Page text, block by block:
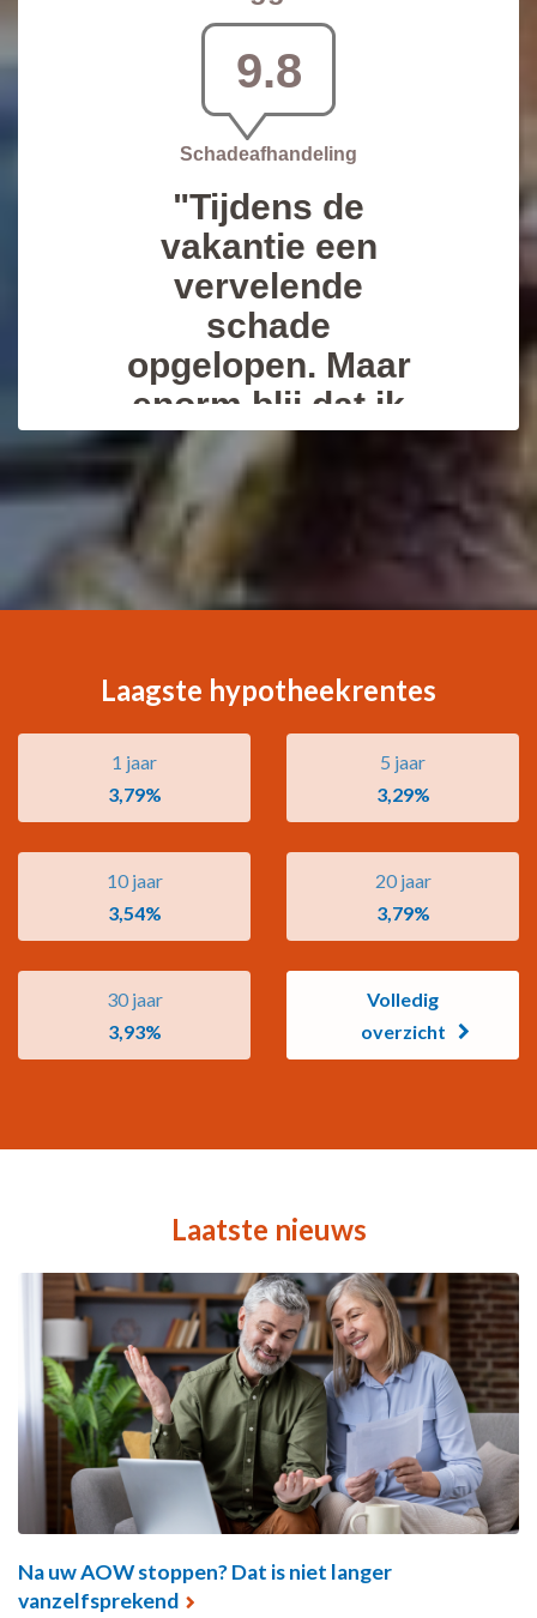
Laagste hypotheekrentes
1 jaar
3,79%
5 jaar
3,29%
10 jaar
3,54%
20 jaar
3,79%
30 jaar
3,93%
Volledig
overzicht
Laatste nieuws
Na uw AOW stoppen? Dat is niet langer
vanzelfsprekend